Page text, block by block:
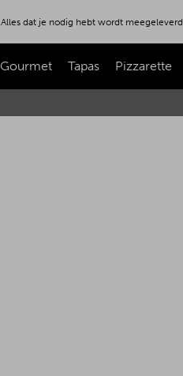
Alles dat je nodig hebt wordt meegeleverd.
Gourmet Tapas Pizzarette